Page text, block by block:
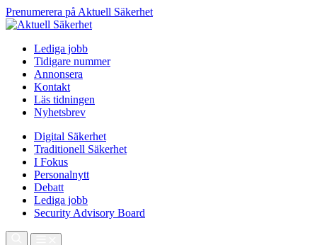
Prenumerera på Aktuell Säkerhet
Lediga jobb
Tidigare nummer
Annonsera
Kontakt
Läs tidningen
Nyhetsbrev
Digital Säkerhet
Traditionell Säkerhet
I Fokus
Personalnytt
Debatt
Lediga jobb
Security Advisory Board